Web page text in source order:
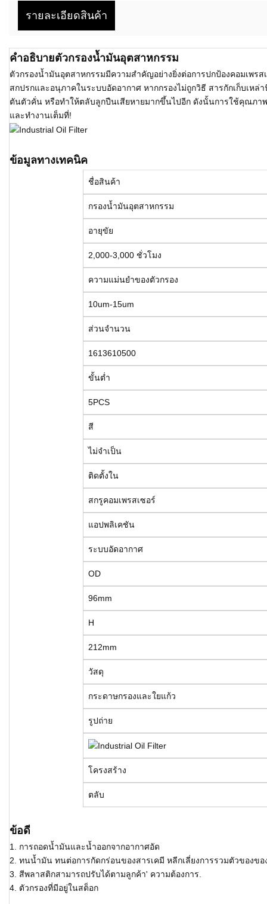
รายละเอียดสินค้า
คำอธิบายตัวกรองน้ำมันอุตสาหกรรม
ตัวกรองน้ำมันอุตสาหกรรมมีความสำคัญอย่างยิ่งต่อการปกป้องคอมเพร
สกปรกและอนุภาคในระบบอัดอากาศ หากกรองไม่ถูกวิธี สารกักเก็บเหล่
ตันตัวคั่น หรือทำให้ตลับลูกปืนเสียหายมากขึ้นไปอีก ดังนั้นการใช้คุณภาพ
และทำงานเต็มที่!
ข้อมูลทางเทคนิค
ชื่อสินค้า
กรองน้ำมันอุตสาหกรรม
อายุขัย
2,000-3,000 ชั่วโมง
ความแม่นยำของตัวกรอง
10um-15um
ส่วนจำนวน
1613610500
ขั้นต่ำ
5PCS
สี
ไม่จำเป็น
ติดตั้งใน
สกรูคอมเพรสเซอร์
แอปพลิเคชัน
ระบบอัดอากาศ
OD
96mm
H
212mm
วัสดุ
กระดาษกรองและใยแก้ว
รูปถ่าย
โครงสร้าง
ตลับ
ข้อดี
1. การถอดน้ำมันและน้ำออกจากอากาศอัด
2. ทนน้ำมัน ทนต่อการกัดกร่อนของสารเคมี หลีกเลี่ยงการรวมตัวของขอ
3. สีพลาสติกสามารถปรับได้ตามลูกค้า' ความต้องการ.
4. ตัวกรองที่มีอยู่ในสต็อก